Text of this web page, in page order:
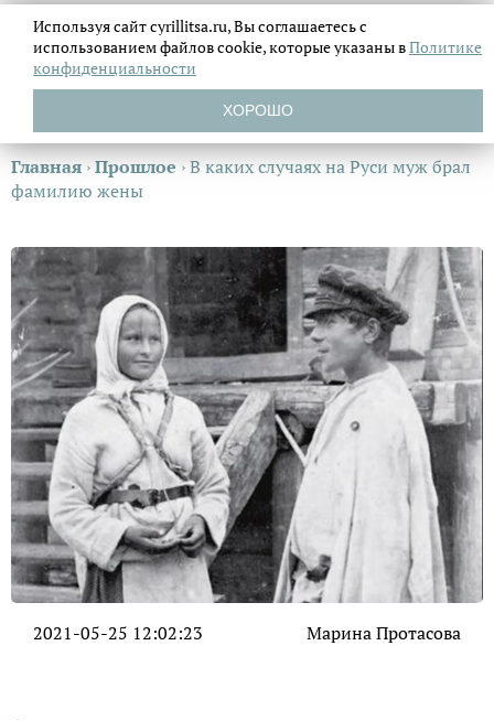
Главная ›Прошлое ›В каких случаях на Руси муж брал
фамилию жены
2021-05-25 12:02:23 Марина Протасова
Используя сайт cyrillitsa.ru, Вы соглашаетесь с
использованием файловcookie, которые указаны вПолитике
конфиденциальности
ХОРОШО